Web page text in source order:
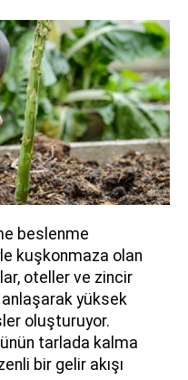
beslenme
kuşkonmaza olan
oteller ve zincir
yüksek
oluşturuyor.
tarlada kalma
bir gelir akışı